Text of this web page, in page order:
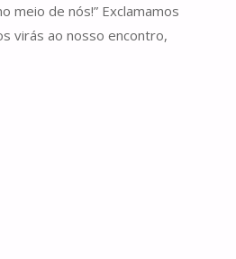
meio de nós!” Exclamamos
virás ao nosso encontro,